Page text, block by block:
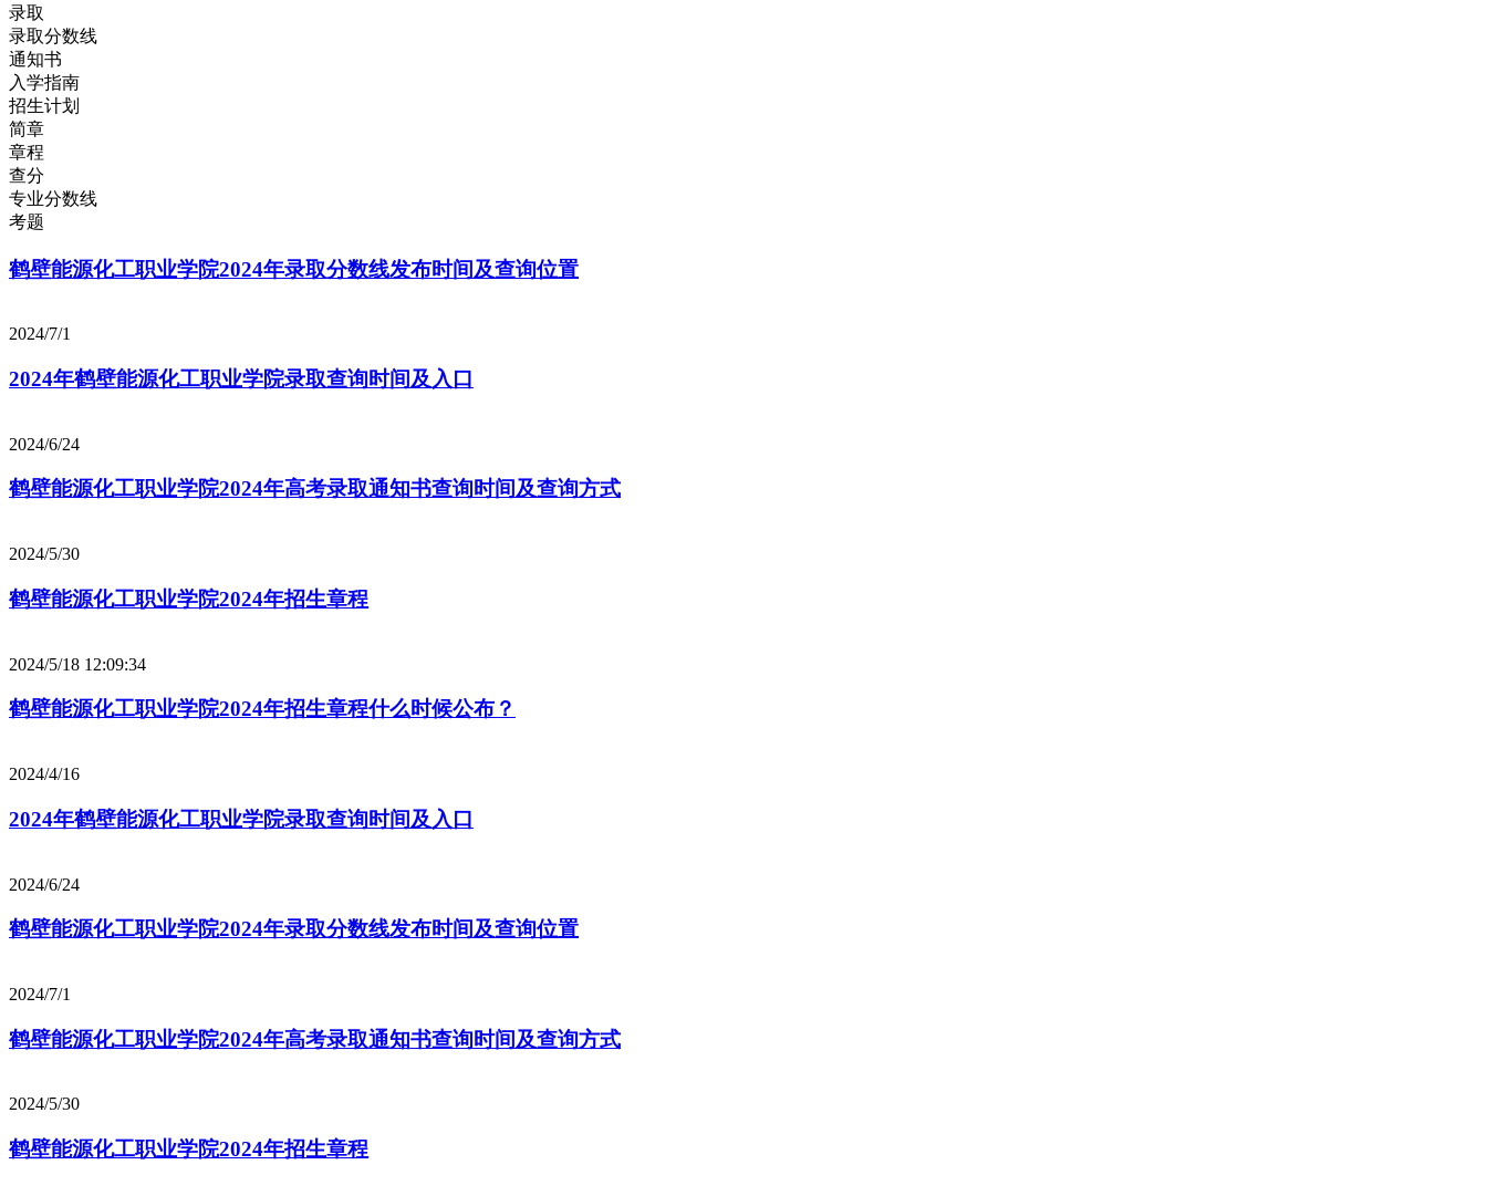
录取
录取分数线
通知书
入学指南
招生计划
简章
章程
查分
专业分数线
考题
鹤壁能源化工职业学院2024年录取分数线发布时间及查询位置
2024/7/1
2024年鹤壁能源化工职业学院录取查询时间及入口
2024/6/24
鹤壁能源化工职业学院2024年高考录取通知书查询时间及查询方式
2024/5/30
鹤壁能源化工职业学院2024年招生章程
2024/5/18 12:09:34
鹤壁能源化工职业学院2024年招生章程什么时候公布？
2024/4/16
2024年鹤壁能源化工职业学院录取查询时间及入口
2024/6/24
鹤壁能源化工职业学院2024年录取分数线发布时间及查询位置
2024/7/1
鹤壁能源化工职业学院2024年高考录取通知书查询时间及查询方式
2024/5/30
鹤壁能源化工职业学院2024年招生章程